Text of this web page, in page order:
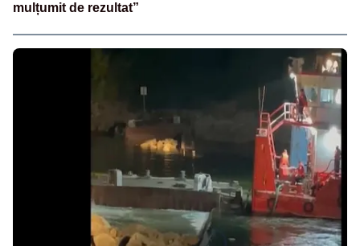
mulțumit de rezultat”